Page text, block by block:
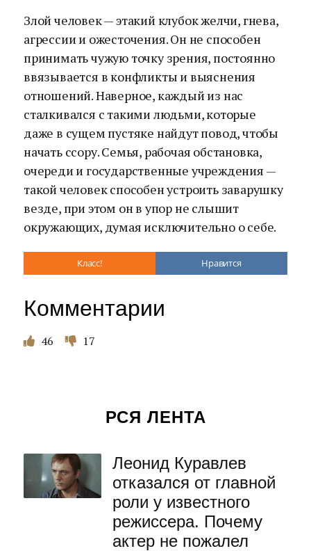
Злой человек — этакий клубок желчи, гнева,
агрессии и ожесточения. Он не способен
принимать чужую точку зрения, постоянно
ввязывается в конфликты и выяснения
отношений. Наверное, каждый из нас
сталкивался с такими людьми, которые
даже в сущем пустяке найдут повод, чтобы
начать ссору. Семья, рабочая обстановка,
очереди и государственные учреждения —
такой человек способен устроить заварушку
везде, при этом он в упор не слышит
окружающих, думая исключительно о себе.
Класс! Нравится
Комментарии
46 17
РСЯ ЛЕНТА
Леонид Куравлев
отказался от главной
роли у известного
режиссера. Почему
актер не пожалел